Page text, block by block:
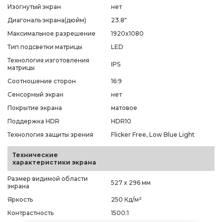
Изогнутый экран
нет
Диагональ экрана(дюйм)
23.8"
Максимальное разрешение
1920x1080
Тип подсветки матрицы
LED
Технология изготовления
матрицы
IPS
Соотношение сторон
16:9
Сенсорный экран
нет
Покрытие экрана
матовое
Поддержка HDR
HDR10
Технология защиты зрения
Flicker Free, Low Blue Light
Технические
характеристики экрана
Размер видимой области
экрана
527 x 296 мм
Яркость
250 Кд/м²
Контрастность
1500:1